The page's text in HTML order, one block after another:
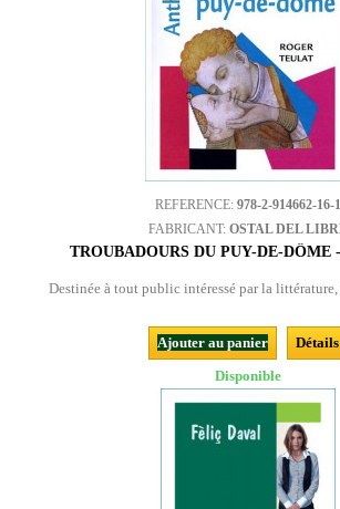
REFERENCE: 978-2-914662-16-1
FABRICANT: OSTAL DEL
TROUBADOURS DU PUY-DE-DÔME
Destinée à tout public intéressé par la
Ajouter au panier
Détails
Disponible